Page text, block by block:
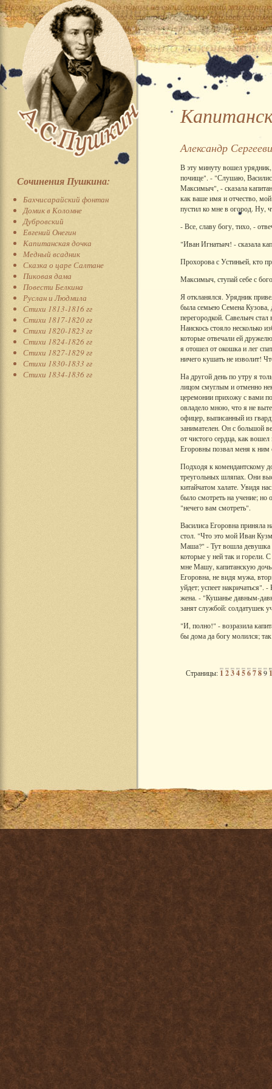
Сочинения Пушкина:
Бахчисарайский фонтан
Домик в Коломне
Дубровский
Евгений Онегин
Капитанская дочка
Медный всадник
Сказка о царе Салтане
Пиковая дама
Повести Белкина
Руслан и Людмила
Стихи 1813-1816 гг
Стихи 1817-1820 гг
Стихи 1820-1823 гг
Стихи 1824-1826 гг
Стихи 1827-1829 гг
Стихи 1830-1833 гг
Стихи 1834-1836 гг
Александр
В эту минуту вошел
почище". - "Слушаю,
Максимыч", - сказала
как ваше имя и отчество,
пустил ко мне в огород. Ну,
- Все, славу богу, тихо, -
"Иван Игнатьич! - сказала
Прохорова с Устиньей, кто
Максимыч, ступай себе с
Я откланялся. Урядник
была семьею Семена Кузова,
перегородкой. Савельич
Наискось стояло несколько
которые отвечали ей
я отошел от окошка и лег
ничего кушать не изволит!
На другой день по утру я
лицом смуглым и отменно
церемонии прихожу с вами
овладело мною, что я не
офицер, выписанный из
занимателен. Он с большой
от чистого сердца, как
Егоровны позвал меня к
Подходя к комендантскому
треугольных шляпах. Они
китайчатом халате. Увидя
было смотреть на учение; но
"нечего вам смотреть".
Василиса Егоровна приняла
стол. "Что это мой Иван
Маша?" - Тут вошла девушка
которые у ней так и горели.
мне Машу, капитанскую
Егоровна, не видя мужа,
уйдет; успеет
жена. - "Кушанье давным-
занят службой: солдатушек
"И, полно!" - возразила
бы дома да богу молился;
Страницы:1 23456789